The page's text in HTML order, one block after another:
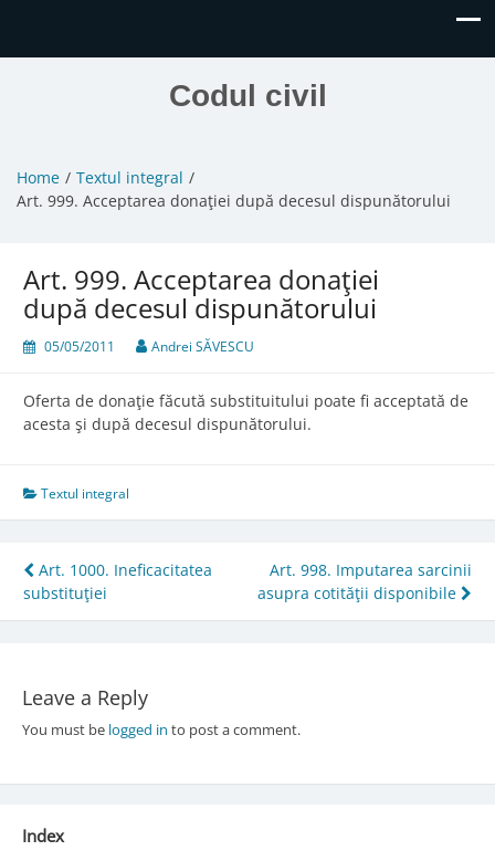
Codul civil
Home
Textul integral
Art. 999. Acceptarea donaţiei după decesul dispunătorului
Art. 999. Acceptarea donaţiei
după decesul dispunătorului
05/05/2011 Andrei SĂVESCU
Oferta de donaţie făcută substituitului poate fi acceptată de
acesta şi după decesul dispunătorului.
Textul integral
Post
navigation
Art. 1000. Ineficacitatea
substituţiei
Art. 998. Imputarea sarcinii
asupra cotităţii disponibile
Leave a Reply
You must be logged in to post a comment.
Index